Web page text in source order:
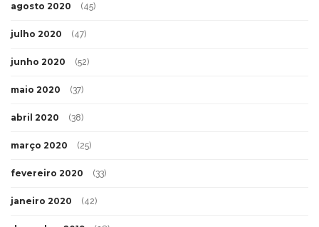
agosto 2020 (45)
julho 2020 (47)
junho 2020 (52)
maio 2020 (37)
abril 2020 (38)
março 2020 (25)
fevereiro 2020 (33)
janeiro 2020 (42)